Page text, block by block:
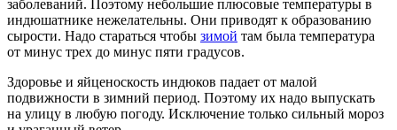
заболеваний. Поэтому небольшие плюсовые температуры в
индюшатнике нежелательны. Они приводят к образованию
сырости. Надо стараться чтобы зимой там была температура
от минус трех до минус пяти градусов.
Здоровье и яйценоскость индюков падает от малой
подвижности в зимний период. Поэтому их надо выпускать
на улицу в любую погоду. Исключение только сильный мороз